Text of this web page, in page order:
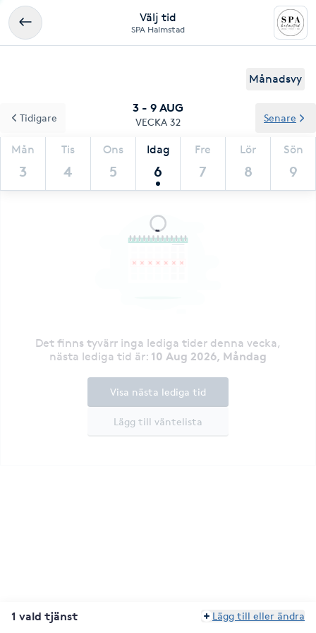
Välj tid
SPA Halmstad
Månadsvy
3 - 9 AUG
VECKA 32
Mån
3
Tis
4
Ons
5
Idag
6
Fre
7
Lör
8
Sön
9
Tidigare Senare
Det finns tyvärr inga lediga tider denna vecka,
nästa lediga tid är: 10 Aug 2026, Måndag
Lägg till väntelista
Visa nästa lediga tid
1 vald tjänst Lägg till eller ändra